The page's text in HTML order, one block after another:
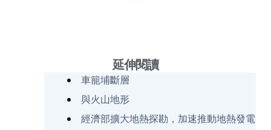
延伸閱讀
車籠埔斷層
與火山地形
經濟部擴大地熱探勘，加速推動地熱發電